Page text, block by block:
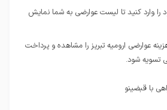
را وارد کنید تا لیست عوارضی به شما نمایش
عوارضی ارومیه تبریز را مشاهده و پرداخت
تسویه شود.